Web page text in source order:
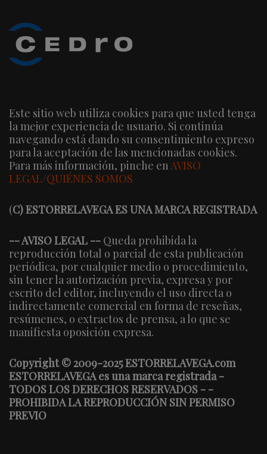
Este sitio web utiliza cookies para que usted tenga
la mejor experiencia de usuario. Si continúa
navegando está dando su consentimiento expreso
para la aceptación de las mencionadas cookies.
Para más información, pinche en AVISO
LEGAL/QUIÉNES SOMOS
(C) ESTORRELAVEGA ES UNA MARCA REGISTRADA
-- AVISO LEGAL -- Queda prohibida la
reproducción total o parcial de esta publicación
periódica, por cualquier medio o procedimiento,
sin tener la autorización previa, expresa y por
escrito del editor, incluyendo el uso directa o
indirectamente comercial en forma de reseñas,
resúmenes, o extractos de prensa, a lo que se
manifiesta oposición expresa.
Copyright © 2009-2025 ESTORRELAVEGA.com
ESTORRELAVEGA es una marca registrada -
TODOS LOS DERECHOS RESERVADOS - -
PROHIBIDA LA REPRODUCCIÓN SIN PERMISO
PREVIO